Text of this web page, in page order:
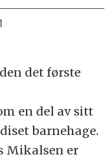
det første
en del av sitt
barnehage.
Mikalsen er